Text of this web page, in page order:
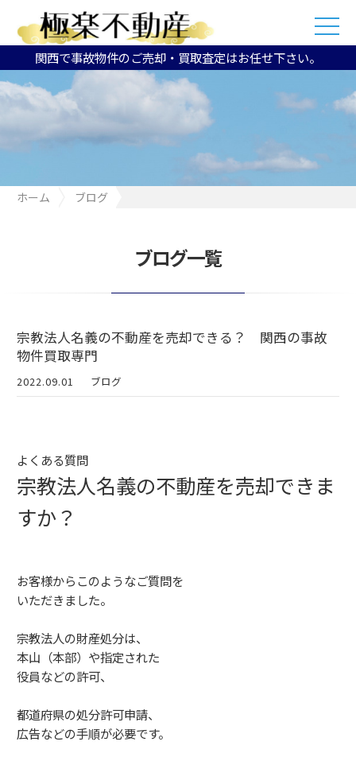
関西で事故物件のご売却・買取査定はお任せ下さい。
ホーム
ブログ
ブログ一覧
宗教法人名義の不動産を売却できる？ 関西の事故
物件買取専門
2022.09.01 ブログ
よくある質問
宗教法人名義の不動産を売却できま
すか？
お客様からこのようなご質問を
いただきました。
宗教法人の財産処分は、
本山（本部）や指定された
役員などの許可、
都道府県の処分許可申請、
広告などの手順が必要です。